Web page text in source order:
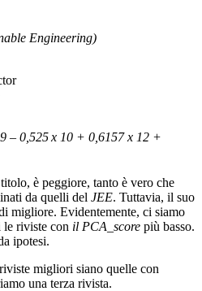
Engineering)
– 0,525x 10 + 0,6157 x 12 +
è peggiore, tanto è vero che
da quelli del JEE. Tuttavia, il suo
migliore. Evidentemente, ci siamo
le riviste con il PCA_score più basso.
ipotesi.
migliori siano quelle con
una terza rivista.